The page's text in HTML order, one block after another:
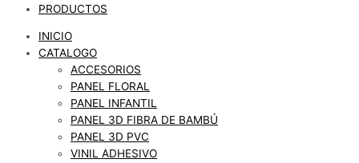
PRODUCTOS
INICIO
CATALOGO
ACCESORIOS
PANEL FLORAL
PANEL INFANTIL
PANEL 3D FIBRA DE BAMBÚ
PANEL 3D PVC
VINIL ADHESIVO